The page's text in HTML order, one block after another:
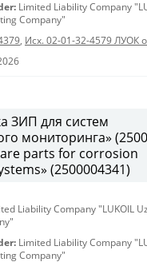
Limited Liability Company
Company"
, Исх. 02-01-32-4579 ЛУОК
ЗИП для систем
мониторинга»
parts for corrosion
(2500004341)
Liability Company "LUKOIL
Limited Liability Company
Company"